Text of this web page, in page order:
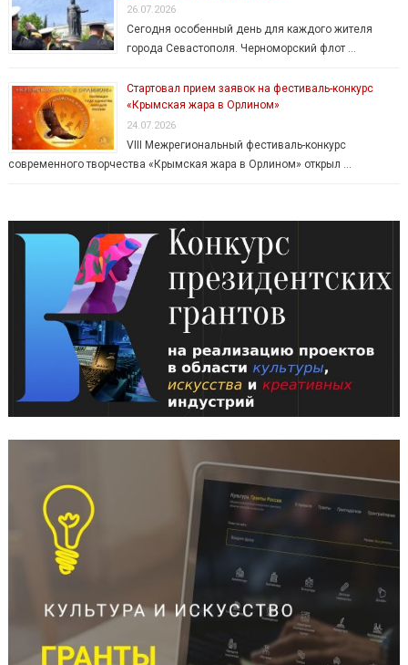
26.07.2026
Сегодня особенный день для каждого жителя
города Севастополя. Черноморский флот …
Стартовал прием заявок на фестиваль-конкурс
«Крымская жара в Орлином»
24.07.2026
VIII Межрегиональный фестиваль-конкурс
современного творчества «Крымская жара в Орлином» открыл …